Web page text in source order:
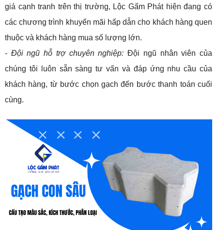
giá cạnh tranh trên thị trường, Lộc Gấm Phát hiện đang có
các chương trình khuyến mãi hấp dẫn cho khách hàng quen
thuộc và khách hàng mua số lượng lớn.
- Đội ngũ hỗ trợ chuyên nghiệp: Đội ngũ nhân viên của
chúng tôi luôn sẵn sàng tư vấn và đáp ứng nhu cầu của
khách hàng, từ bước chọn gạch đến bước thanh toán cuối
cùng.